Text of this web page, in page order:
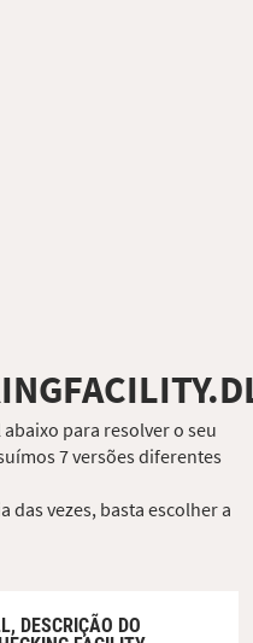
para resolver o seu
7 versões diferentes
das vezes, basta escolher a
DESCRIÇÃO DO